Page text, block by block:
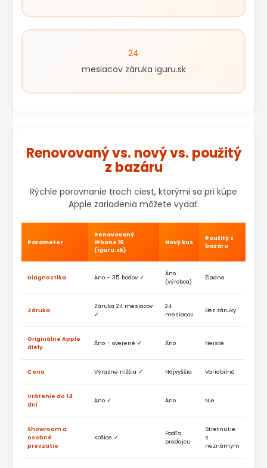
24
mesiacov záruka iguru.sk
Renovovaný vs. nový vs. použitý
z bazáru
Rýchle porovnanie troch ciest, ktorými sa pri kúpe
Apple zariadenia môžete vydať.
Parameter
Renovovaný
iPhone 16
(iguru.sk)
Nový kus
Použitý z
bazáru
Diagnostika Áno – 35 bodov ✓
Áno
(výrobca)
Žiadna
Záruka
Záruka 24 mesiacov
✓
24
mesiacov
Bez záruky
Originálne Apple
diely
Áno – overené ✓ Áno Neisté
Cena Výrazne nižšia ✓ Najvyššia Variabilná
Vrátenie do 14
dní
Áno ✓ Áno Nie
Showroom a
osobné
prevzatie
Košice ✓
Podľa
predajcu
Stretnutie
s
neznámym